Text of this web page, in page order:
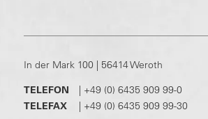
In der Mark 100 | 56414 Weroth
TELEFON
+49 (0) 6435 909 99-0
TELEFAX
+49 (0) 6435 909 99-30